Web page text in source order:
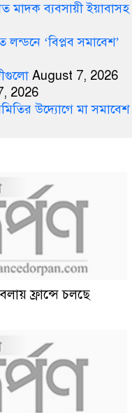
মাদক ব্যবসায়ী ইয়াবাসহ
লন্ডনে ‘বিপ্লব সমাবেশ’
August 7, 2026
2026
উদ্যোগে মা সমাবেশ
ফ্রান্সে চলছে